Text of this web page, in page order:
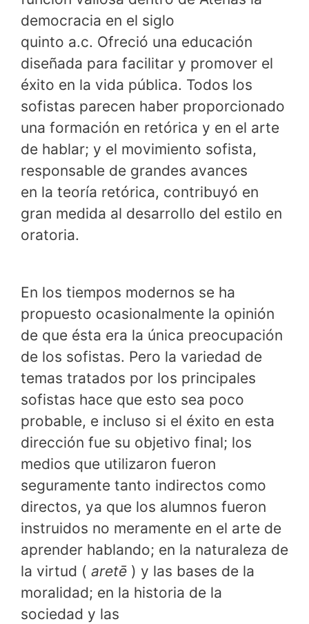
democracia en el siglo
quinto a.c. Ofreció una educación
diseñada para facilitar y promover el
éxito en la vida pública. Todos los
sofistas parecen haber proporcionado
una formación en retórica y en el arte
de hablar; y el movimiento sofista,
responsable de grandes avances
en la teoría retórica, contribuyó en
gran medida al desarrollo del estilo en
oratoria.
En los tiempos modernos se ha
propuesto ocasionalmente la opinión
de que ésta era la única preocupación
de los sofistas. Pero la variedad de
temas tratados por los principales
sofistas hace que esto sea poco
probable, e incluso si el éxito en esta
dirección fue su objetivo final; los
medios que utilizaron fueron
seguramente tanto indirectos como
directos, ya que los alumnos fueron
instruidos no meramente en el arte de
aprender hablando; en la naturaleza de
la virtud ( aretē ) y las bases de la
moralidad; en la historia de la
sociedad y las